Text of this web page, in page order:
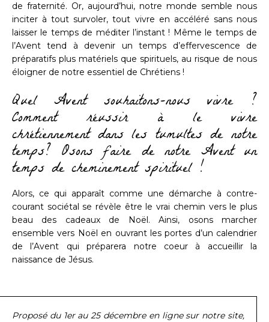
de fraternité. Or, aujourd’hui, notre monde semble nous
inciter à tout survoler, tout vivre en accéléré sans nous
laisser le temps de méditer l’instant ! Même le temps de
l’Avent tend à devenir un temps d’effervescence de
préparatifs plus matériels que spirituels, au risque de nous
éloigner de notre essentiel de Chrétiens !
Quel Avent souhaitons-nous vivre ?
Comment réussir à le vivre
chrétiennement dans les tumultes de notre
temps? Osons faire de notre Avent un
temps de cheminement spirituel !
Alors, ce qui apparaît comme une démarche à contre-
courant sociétal se révèle être le vrai chemin vers le plus
beau des cadeaux de Noël. Ainsi, osons marcher
ensemble vers Noël en ouvrant les portes d’un calendrier
de l’Avent qui préparera notre coeur à accueillir la
naissance de Jésus.
Proposé du 1er au 25 décembre en ligne sur notre site,